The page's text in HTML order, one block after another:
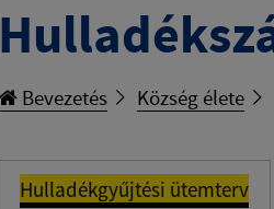
Bevezetés Község élete
Hulladékgyűjtési ütemterv